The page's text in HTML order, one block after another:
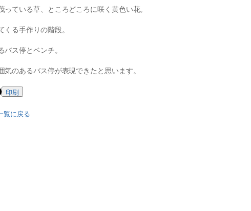
っている草、ところどころに咲く黄色い花。
くる手作りの階段。
バス停とベンチ。
気のあるバス停が表現できたと思います。
印刷
覧に戻る